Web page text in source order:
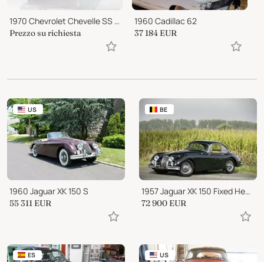
1970 Chevrolet Chevelle SS 396
Prezzo su richiesta
1960 Cadillac 62
37 184 EUR
US
1960 Jaguar XK 150 S
55 311 EUR
BE
1957 Jaguar XK 150 Fixed Head Coupé
72 900 EUR
ES US